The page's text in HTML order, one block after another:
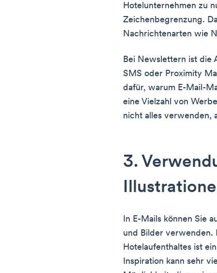
Hotelunternehmen zu
Zeichenbegrenzung.
Nachrichtenarten wie
Bei Newslettern ist die
SMS oder Proximity
dafür, warum E-Mail-
eine Vielzahl von
nicht alles verwenden,
3.
In E-Mails können Sie
und Bilder verwenden.
Hotelaufenthaltes ist
Inspiration kann sehr